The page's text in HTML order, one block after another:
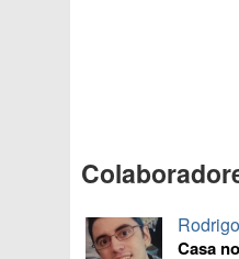
Rodrigo
Casa